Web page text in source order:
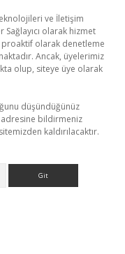
ve İletişim
Sağlayıcı olarak hizmet
olarak denetleme
Ancak, üyelerimiz
olup, siteye üye olarak
düşündüğünüz
adresine bildirmeniz
kaldırılacaktır.